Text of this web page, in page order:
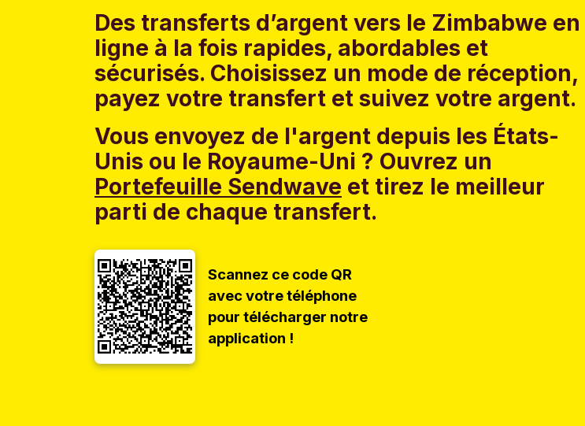
Des transferts d’argent vers le Zimbabwe en
ligne à la fois rapides, abordables et
sécurisés. Choisissez un mode de réception,
payez votre transfert et suivez votre argent.
Vous envoyez de l'argent depuis les États-
Unis ou le Royaume-Uni ? Ouvrez un
Portefeuille Sendwave et tirez le meilleur
parti de chaque transfert.
Scannez ce code QR
avec votre téléphone
pour télécharger notre
application !